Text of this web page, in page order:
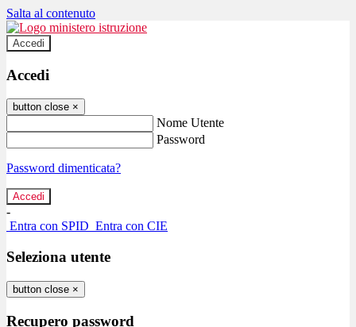
Salta al contenuto
Accedi
Accedi
button close ×
Nome Utente
Password
Password dimenticata?
-
Entra con SPID Entra con CIE
Seleziona utente
button close ×
Recupero password